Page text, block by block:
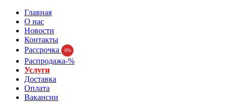
Главная
О нас
Новости
Контакты
Рассрочка
0%
Распродажа-%
Услуги
Доставка
Оплата
Вакансии